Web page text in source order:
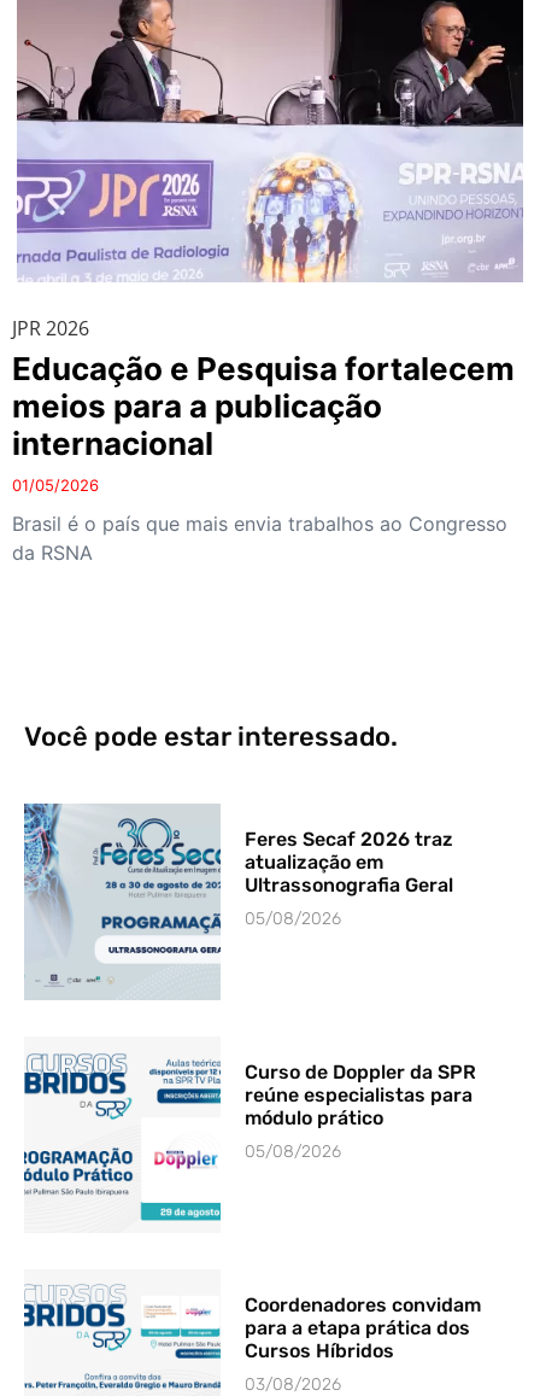
JPR 2026
Educação e Pesquisa fortalecem
meios para a publicação
internacional
01/05/2026
Brasil é o país que mais envia trabalhos ao Congresso
da RSNA
Você pode estar interessado.
Feres Secaf 2026 traz
atualização em
Ultrassonografia Geral
05/08/2026
Curso de Doppler da SPR
reúne especialistas para
módulo prático
05/08/2026
Coordenadores convidam
para a etapa prática dos
Cursos Híbridos
03/08/2026